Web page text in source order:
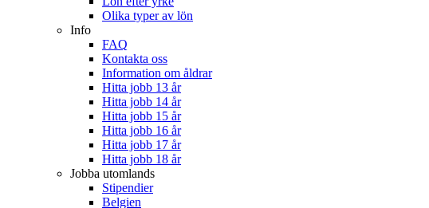
Olika typer av lön
Info
FAQ
Kontakta oss
Information om åldrar
Hitta jobb 13 år
Hitta jobb 14 år
Hitta jobb 15 år
Hitta jobb 16 år
Hitta jobb 17 år
Hitta jobb 18 år
Jobba utomlands
Stipendier
Belgien